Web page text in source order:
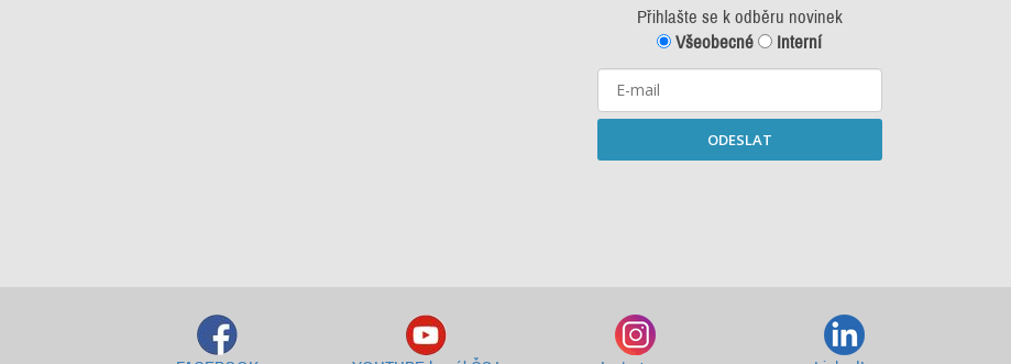
Přihlašte se k odběru novinek
Všeobecné
Interní
ODESLAT